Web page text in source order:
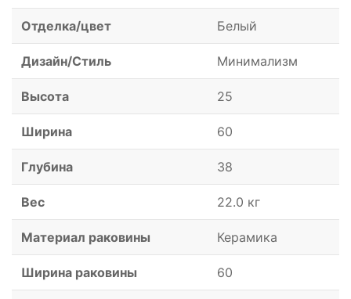
Отделка/цвет Белый
Дизайн/Стиль Минимализм
Высота 25
Ширина 60
Глубина 38
Вес 22.0 кг
Материал раковины Керамика
Ширина раковины 60